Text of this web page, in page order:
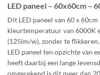
LED paneel – 60x60cm –
Dit LED paneel van 60 x
kleurtemperatuur van 6000K
(125lm/w), zonder te
LED paneel ten opzichte van
heeft daarbij een lange
omgerekend is dit meer dan